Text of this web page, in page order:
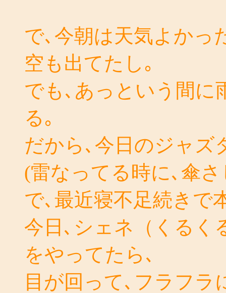
で､今朝は天気よか
空も出てたし｡
でも､あっという間
る｡
だから､今日のジャズ
(雷なってる時に､傘
で､最近寝不足続きで
今日､シェネ（くるく
をやってたら､
目が回って､フラフ